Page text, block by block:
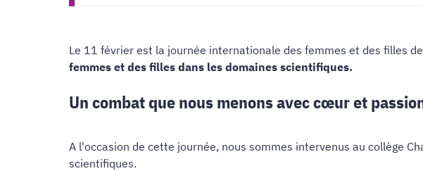
Le 11 février est la journée internationale des femmes et des filles
femmes et des filles dans les domaines scientifiques.
Un combat que nous menons avec cœur et
A l'occasion de cette journée, nous sommes intervenus au collège
scientifiques.